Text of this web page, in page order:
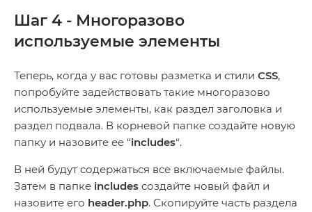
Шаг 4 - Многоразово
используемые элементы
Теперь, когда у вас готовы разметка и стили CSS,
попробуйте задействовать такие многоразово
используемые элементы, как раздел заголовка и
раздел подвала. В корневой папке создайте новую
папку и назовите ее “includes“.
В ней будут содержаться все включаемые файлы.
Затем в папке includes создайте новый файл и
назовите его header.php. Скопируйте часть раздела